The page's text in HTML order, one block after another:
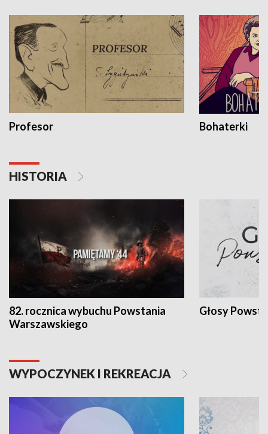
Profesor Bohaterki
HISTORIA
82. rocznica wybuchu Powstania
Warszawskiego
Głosy
WYPOCZYNEK I REKREACJA